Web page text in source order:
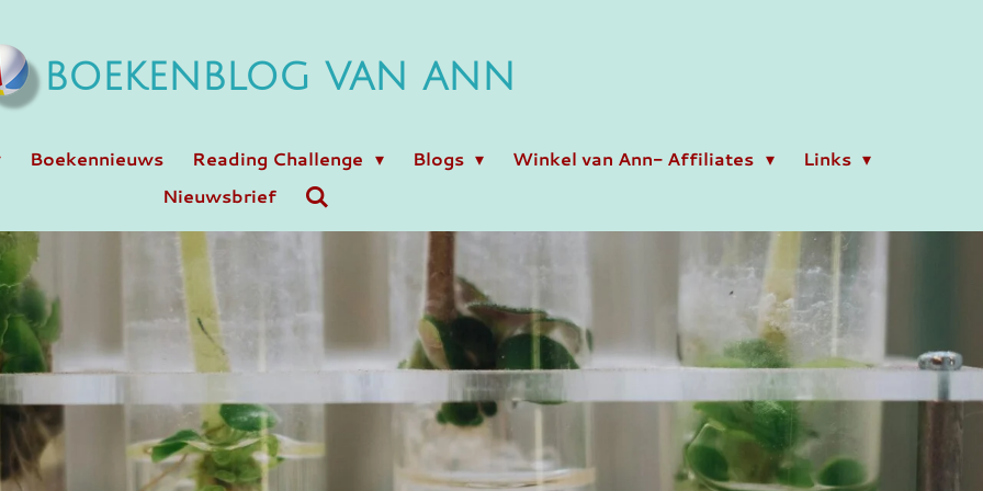
BOEKENBLOG VAN ANN
Boekennieuws Reading Challenge Blogs Winkel van Ann- Affiliates
Links
Nieuwsbrief